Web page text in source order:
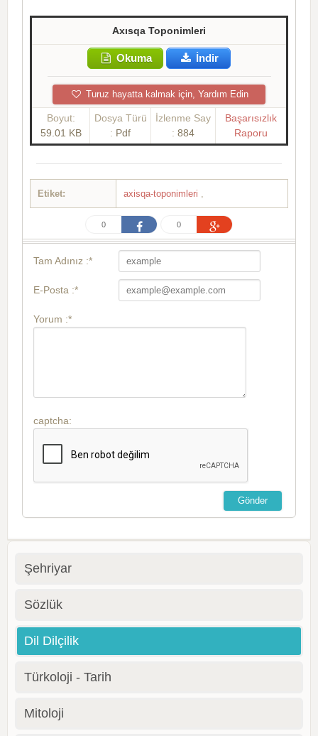
Axısqa Toponimleri
Okuma İndir
Turuz hayatta kalmak için, Yardım Edin
Boyut:
59.01 KB
Dosya Türü
: Pdf
İzlenme Say
: 884
Başarısızlık
Raporu
Etiket: axisqa-toponimleri ,
0 0
Tam Adınız :*
E-Posta :*
Yorum :*
captcha:
Şehriyar
Sözlük
Dil Dilçilik
Türkoloji - Tarih
Mitoloji